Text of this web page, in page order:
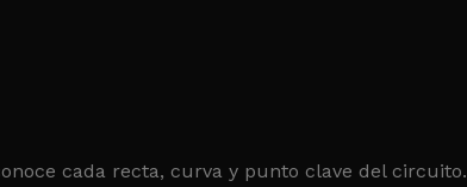
cada recta, curva y punto clave del circuito.